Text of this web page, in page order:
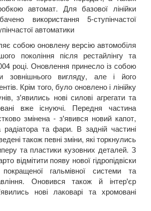
автомат. Для базової лінійки
використання 5-ступінчастої
автоматики
собою оновлену версію автомобіля
покоління після рестайлінгу та
році. Оновлення принесло із собою
зовнішнього вигляду, але і його
Крім того, було оновлено і лінійку
з'явились нові силові агрегати та
вже існуючі. Передня частина
змінена - з'явився новий капот,
радіатора та фари. В задній частині
також певні зміни, які торкнулись
та пластики кузовних деталей. З
відмітити появу нової гідропідвіски
гальмівної системи та
Оновився також й інтер'єр
нові лаковарі та хромовані